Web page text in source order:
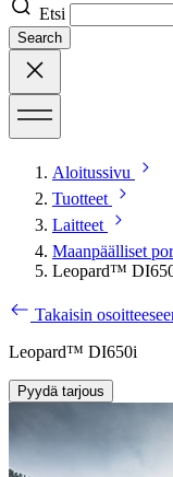
Etsi
Search
Aloitussivu
Tuotteet
Laitteet
Maanpäälliset
Leopard™
Takaisin
Leopard™ DI650i
Pyydä tarjous